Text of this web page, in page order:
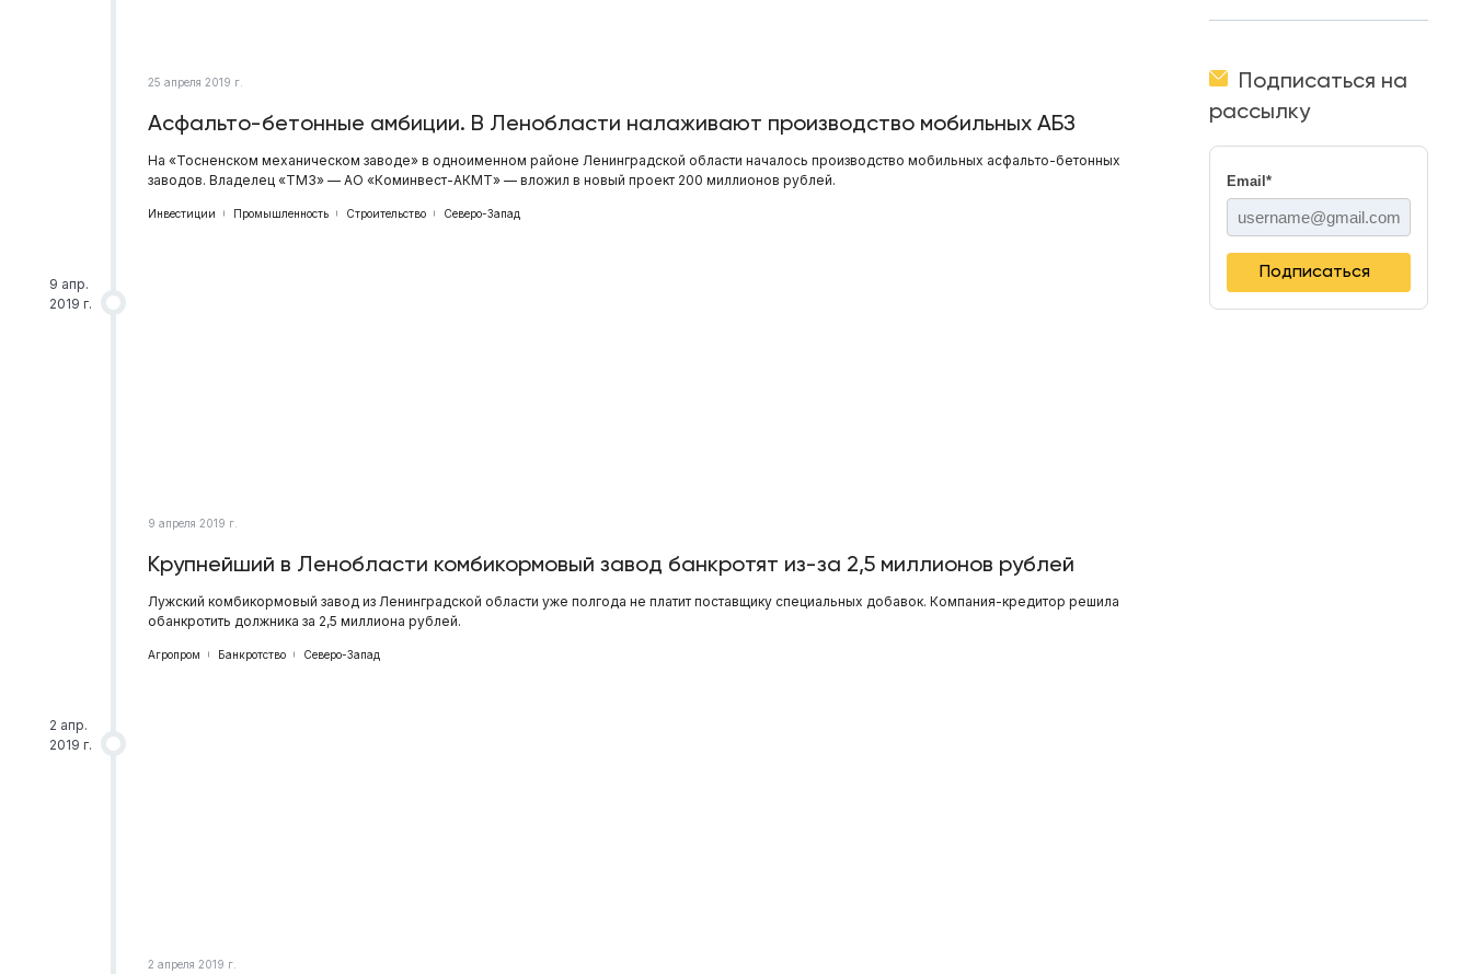
25 апреля 2019 г.
Асфальто-бетонные амбиции. В Ленобласти налаживают производство мобильных АБЗ
На «Тосненском механическом заводе» в одноименном районе Ленинградской области началось производство мобильных асфальто-бетонных
заводов. Владелец «ТМЗ» — АО «Коминвест-АКМТ» — вложил в новый проект 200 миллионов рублей.
Инвестиции Промышленность Строительство Северо-Запад
9 апр.
2019 г.
9 апреля 2019 г.
Крупнейший в Ленобласти комбикормовый завод банкротят из-за 2,5 миллионов рублей
Лужский комбикормовый завод из Ленинградской области уже полгода не платит поставщику специальных добавок. Компания-кредитор решила
обанкротить должника за 2,5 миллиона рублей.
Агропром Банкротство Северо-Запад
2 апр.
2019 г.
2 апреля 2019 г.
Подписаться на
рассылку
Email *
Подписаться